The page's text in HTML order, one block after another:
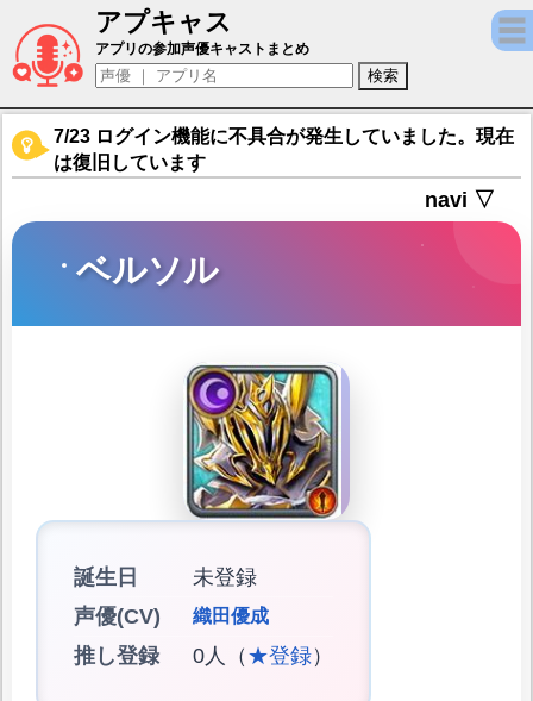
アプキャス
ベルソル（声優：織田優成)【ヴァルキリー
アプリの参加声優キャストまとめ
7/23 ログイン機能に不具合が発生していました。現在
は復旧しています
navi ▽
ベルソル
誕生日
未登録
声優(CV)
織田優成
推し登録 0人（ ★登録）